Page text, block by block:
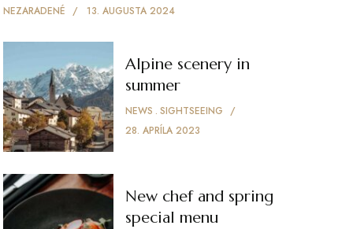
NEZARADENÉ 13. AUGUSTA 2024
Alpine scenery in
summer
NEWS SIGHTSEEING
28. APRÍLA 2023
New chef and spring
special menu